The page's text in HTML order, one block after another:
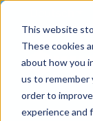
This website
These cookies
about how you
us to remember
order to
experience and